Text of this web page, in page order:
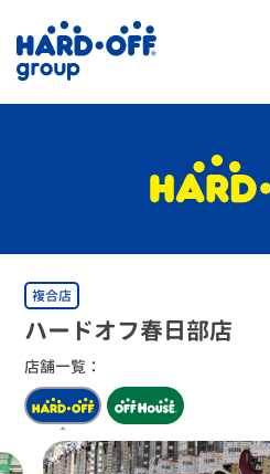
複合店
ハードオフ春日部店
店舗一覧：